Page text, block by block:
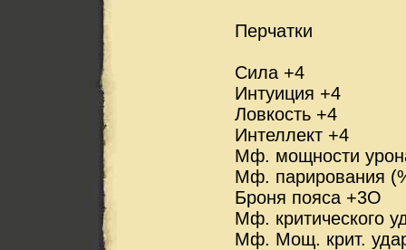
Перчатки
Сила +4
Интуиция +4
Ловкость +4
Интеллект +4
Мф. мощности
Мф. парирования
Броня пояса +3О
Мф. критического
Мф. Мощ. крит.